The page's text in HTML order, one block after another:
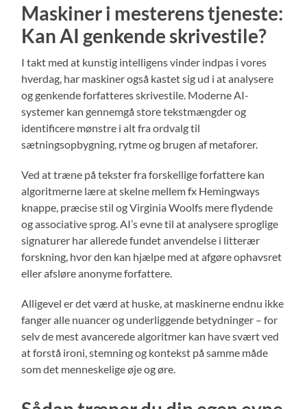
Maskiner i mesterens tjeneste:
Kan AI genkende skrivestile?
I takt med at kunstig intelligens vinder indpas i vores
hverdag, har maskiner også kastet sig ud i at analysere
og genkende forfatteres skrivestile. Moderne AI-
systemer kan gennemgå store tekstmængder og
identificere mønstre i alt fra ordvalg til
sætningsopbygning, rytme og brugen af metaforer.
Ved at træne på tekster fra forskellige forfattere kan
algoritmerne lære at skelne mellem fx Hemingways
knappe, præcise stil og Virginia Woolfs mere flydende
og associative sprog. AI’s evne til at analysere sproglige
signaturer har allerede fundet anvendelse i litterær
forskning, hvor den kan hjælpe med at afgøre ophavsret
eller afsløre anonyme forfattere.
Alligevel er det værd at huske, at maskinerne endnu ikke
fanger alle nuancer og underliggende betydninger – for
selv de mest avancerede algoritmer kan have svært ved
at forstå ironi, stemning og kontekst på samme måde
som det menneskelige øje og øre.